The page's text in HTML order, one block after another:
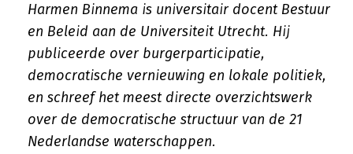
Harmen Binnema is universitair docent Bestuur
en Beleid aan de Universiteit Utrecht. Hij
publiceerde over burgerparticipatie,
democratische vernieuwing en lokale politiek,
en schreef het meest directe overzichtswerk
over de democratische structuur van de 21
Nederlandse waterschappen.